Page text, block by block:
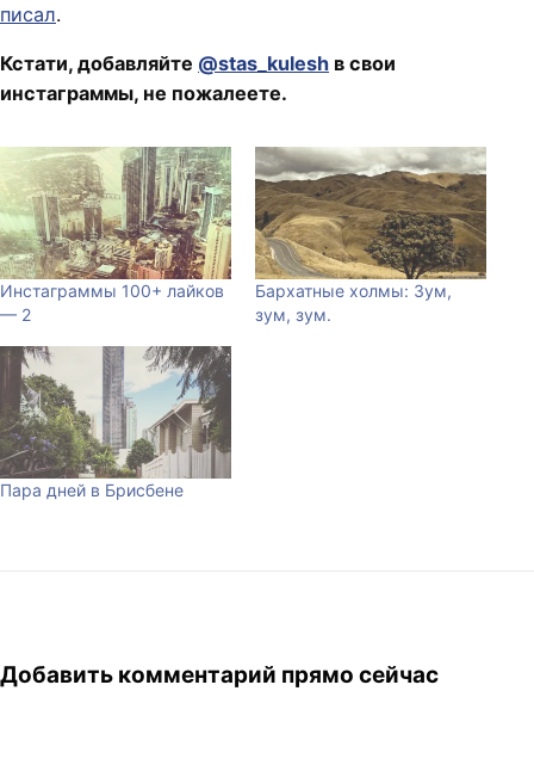
писал.
Кстати, добавляйте @stas_kulesh в свои
инстаграммы, не пожалеете.
Инстаграммы 100+ лайков
— 2
Бархатные холмы: Зум,
зум, зум.
Пара дней в Брисбене
Добавить комментарий прямо сейчас